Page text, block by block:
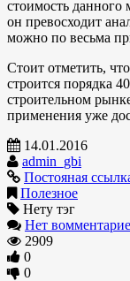
стоимость данного
он превосходит
можно по весьма
Стоит отметить,
строится порядка
строительном
применения уже
14.01.2016
admin_gbi
Постояная
Полезное
Нету тэг
Нет
2909
0
0